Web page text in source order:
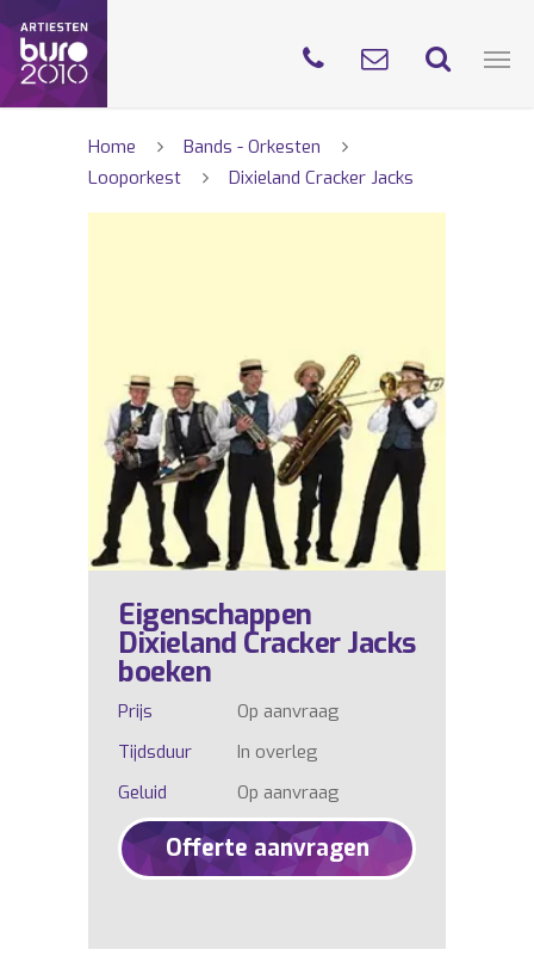
Home
Bands - Orkesten
Looporkest
Dixieland Cracker Jacks
Eigenschappen
Dixieland Cracker Jacks
boeken
Prijs
Op aanvraag
Tijdsduur
In overleg
Geluid
Op aanvraag
Offerte aanvragen